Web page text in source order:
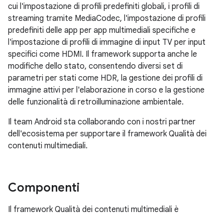
cui l'impostazione di profili predefiniti globali, i profili di
streaming tramite MediaCodec, l'impostazione di profili
predefiniti delle app per app multimediali specifiche e
l'impostazione di profili di immagine di input TV per input
specifici come HDMI. Il framework supporta anche le
modifiche dello stato, consentendo diversi set di
parametri per stati come HDR, la gestione dei profili di
immagine attivi per l'elaborazione in corso e la gestione
delle funzionalità di retroilluminazione ambientale.
Il team Android sta collaborando con i nostri partner
dell'ecosistema per supportare il framework Qualità dei
contenuti multimediali.
Componenti
Il framework Qualità dei contenuti multimediali è